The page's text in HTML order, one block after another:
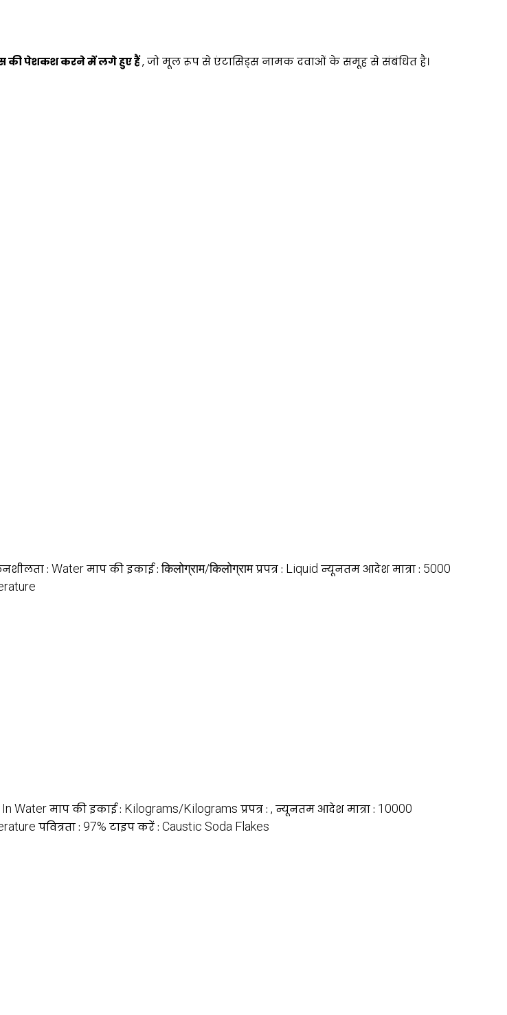
की पेशकश करने में लगे हुए हैं, जो मूल रूप से एंटासिड्स नामक दवाओं के समूह से संबंधित है।
: Waterमाप की इकाई :किलोग्राम/किलोग्रामप्रपत्र : Liquid न्यूनतम आदेश मात्रा : 5000
In Waterमाप की इकाई : Kilograms/Kilograms प्रपत्र : , न्यूनतम आदेश मात्रा : 10000
पवित्रता : 97% टाइप करें : Caustic Soda Flakes